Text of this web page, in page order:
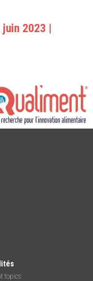
2023 |
topics